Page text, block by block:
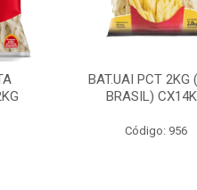
BAT.UAI PCT 2KG
BRASIL)
Código: 956